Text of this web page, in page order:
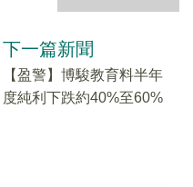
下一篇新聞
【盈警】博駿教育料半年
度純利下跌約40%至60%